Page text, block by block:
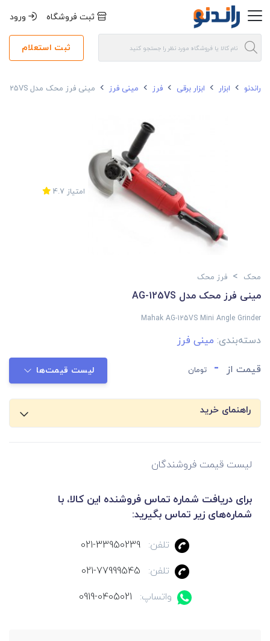
ثبت فروشگاه ورود
ثبت استعلام
راندنو ابزار ابزار برقی فرز مینی فرز مینی فرز محک مدل AG-125VS
امتیاز 4.7
محک > فرز محک
مینی فرز محک مدل AG-125VS
Mahak AG-125VS Mini Angle Grinder
دسته‌بندی: مینی فرز
قیمت از - تومان لیست قیمت‌ها
راهنمای خرید
لیست قیمت فروشندگان
برای دریافت شماره تماس فروشنده این کالا، با
شماره‌های زیر تماس بگیرید:
تلفن:
021-33950239
تلفن:
021-77999545
واتساپ:
0919-0405021